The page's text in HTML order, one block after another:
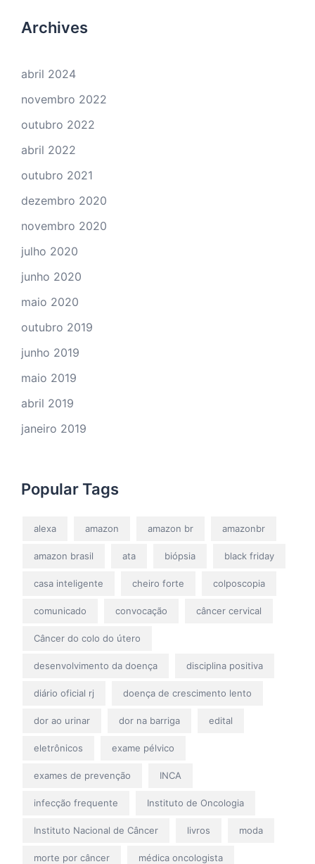
Archives
abril 2024
novembro 2022
outubro 2022
abril 2022
outubro 2021
dezembro 2020
novembro 2020
julho 2020
junho 2020
maio 2020
outubro 2019
junho 2019
maio 2019
abril 2019
janeiro 2019
Popular Tags
alexa amazon amazon br amazonbr
amazon brasil ata biópsia black friday
casa inteligente cheiro forte colposcopia
comunicado convocação câncer cervical
Câncer do colo do útero
desenvolvimento da doença disciplina positiva
diário oficial rj doença de crescimento lento
dor ao urinar dor na barriga edital
eletrônicos exame pélvico
exames de prevenção INCA
infecção frequente Instituto de Oncologia
Instituto Nacional de Câncer livros moda
morte por câncer médica oncologista